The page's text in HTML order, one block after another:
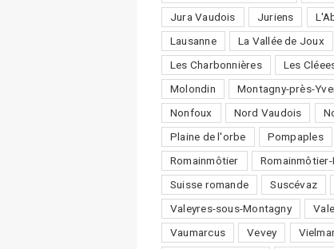
Jura Vaudois
Juriens
Lausanne
La Vallée de Joux
Les Charbonnières
Les
Molondin
Montagny-près-
Nonfoux
Nord Vaudois
Plaine de l'orbe
Pompaples
Romainmôtier
Romainmôtier-
Suisse romande
Suscévaz
Valeyres-sous-Montagny
Vaumarcus
Vevey